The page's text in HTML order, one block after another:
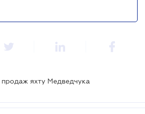
яхту Медведчука